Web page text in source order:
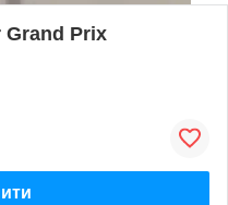
Grand Prix